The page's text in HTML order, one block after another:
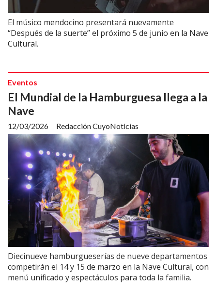
El músico mendocino presentará nuevamente
“Después de la suerte” el próximo 5 de junio en la Nave
Cultural.
El Mundial de la Hamburguesa llega a la
Nave
Redacción CuyoNoticias
Eventos
12/03/2026
Diecinueve hamburgueserías de nueve departamentos
competirán el 14 y 15 de marzo en la Nave Cultural, con
menú unificado y espectáculos para toda la familia.